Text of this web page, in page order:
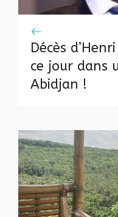
Décès
ce jour dans
Abidjan !